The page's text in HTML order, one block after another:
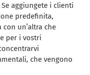
aggiungete i clienti
predefinita,
un’altra che
per i vostri
che vengono